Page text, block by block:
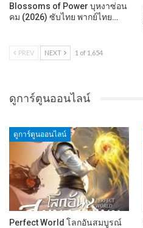
Blossoms of Power บุหงาซ่อน
คม (2026) ซับไทย พากย์ไทย…
PREV NEXT 1 of 1,654
ดูการ์ตูนออนไลน์
ดูการ์ตูนออนไลน์
Perfect World โลกอันสมบูรณ์